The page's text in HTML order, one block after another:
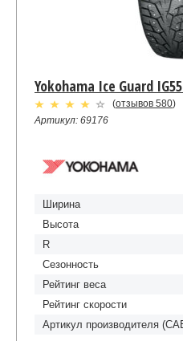
Yokohama Ice Guard
(отзывов 580)
Артикул: 69176
Ширина
Высота
R
Сезонность
Рейтинг веса
Рейтинг скорости
Артикул производителя